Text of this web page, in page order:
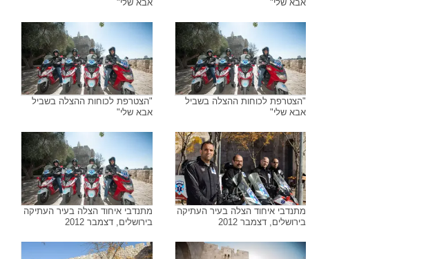
אבא שלי"
אבא שלי"
"הצטרפת לכוחות ההצלה בשביל
אבא שלי"
"הצטרפת לכוחות ההצלה בשביל
אבא שלי"
מתנדבי איחוד הצלה בעיר העתיקה
בירושלים, דצמבר 2012
מתנדבי איחוד הצלה בעיר העתיקה
בירושלים, דצמבר 2012